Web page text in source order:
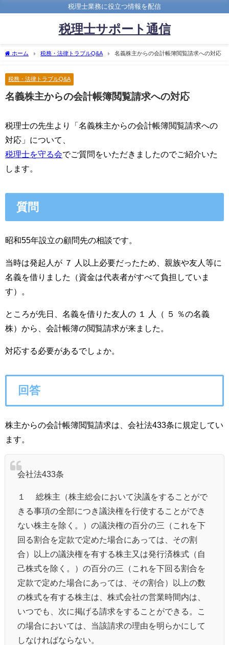
税理士業務に役立つ情報を配信
税理士サポート通信
ホーム 税務・法律トラブルQ&A 名義株主からの会計帳簿閲覧請求への対応
税務・法律トラブルQ&A
名義株主からの会計帳簿閲覧請求への対応
税理士の先生より「名義株主からの会計帳簿閲覧請求への
対応」について、
税理士を守る会でご質問をいただきましたのでご紹介いた
します。
質問
昭和55年設立の顧問先の相談です。
当時は発起人が ７ 人以上必要だったため、親族や友人等に
名義を借りました（資金は代表者がすべて負担していま
す）。
ところが先日、名義を借りた友人の １ 人（ ５ ％の名義
株）から、会計帳簿の閲覧請求が来ました。
対応する必要があるでしょか。
回答
株主からの会計帳簿閲覧請求は、会社法433条に規定してい
ます。
会社法433条
１ 総株主（株主総会において決議をすることがで
きる事項の全部につき議決権を行使することができ
ない株主を除く。）の議決権の百分の三（これを下
回る割合を定款で定めた場合にあっては、その割
合）以上の議決権を有する株主又は発行済株式（自
己株式を除く。）の百分の三（これを下回る割合を
定款で定めた場合にあっては、その割合）以上の数
の株式を有する株主は、株式会社の営業時間内は、
いつでも、次に掲げる請求をすることができる。こ
の場合においては、当該請求の理由を明らかにして
しなければならない。